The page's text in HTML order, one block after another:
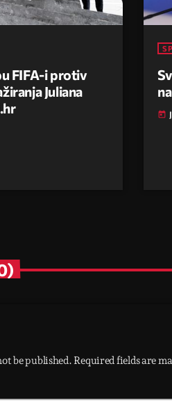
FIFA-i protiv
Juliana
today
be published. Required fields are